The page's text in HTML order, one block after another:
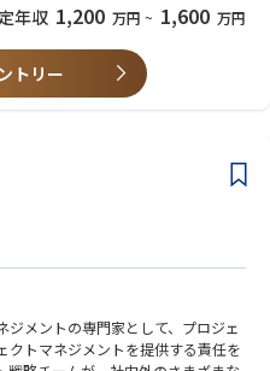
and ensure execution of the mar
with appropriate planning, driv
and execution of launch pl
and scientific events, et
technology/clinical/marketing
Science, Economics or pha
and pricing & reimbursement r
skills
年収 1,200 万円 ~ 1,600 万円
トリー
メントの専門家として、プロジェ
クトマネジメントを提供する責任を